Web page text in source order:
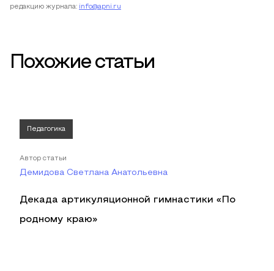
редакцию журнала: info@apni.ru
Похожие статьи
Педагогика
Автор статьи
Демидова Светлана Анатольевна
Декада артикуляционной гимнастики «По
родному краю»